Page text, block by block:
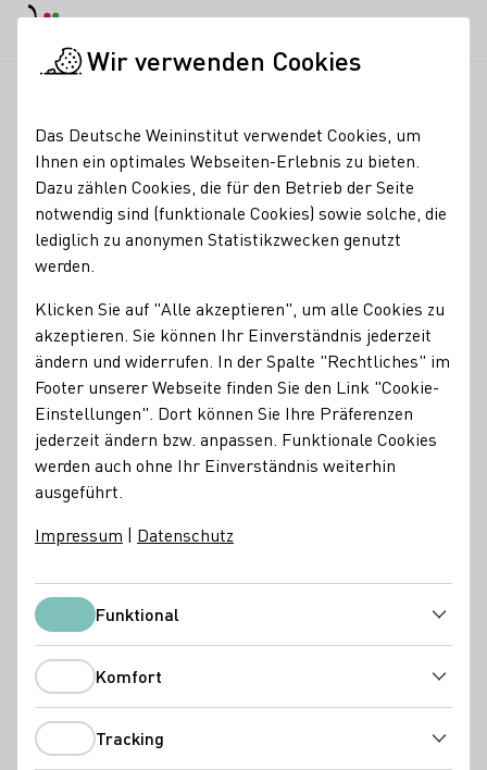
Weingut Uhinck -
Steigerhof
Erzeugnisse
Glühwein Perlwein / Secco Sekt Vegan Wein
Traubensaft
Brände / Destillate
Roséwein
Mitgliedschaften
Generation Riesling Rheinhessenwein e.V.
Services
Gruppenbesuche
Kontakt
Weingut Uhinck - Steigerhof
67592 Flörsheim-Dalsheim
Deutschland
Wir verwenden Cookies
Das Deutsche Weininstitut verwendet Cookies, um
Ihnen ein optimales Webseiten-Erlebnis zu bieten.
Dazu zählen Cookies, die für den Betrieb der Seite
notwendig sind (funktionale Cookies) sowie solche, die
lediglich zu anonymen Statistikzwecken genutzt
werden.
Klicken Sie auf "Alle akzeptieren", um alle Cookies zu
akzeptieren. Sie können Ihr Einverständnis jederzeit
ändern und widerrufen. In der Spalte "Rechtliches" im
Footer unserer Webseite finden Sie den Link "Cookie-
Einstellungen". Dort können Sie Ihre Präferenzen
jederzeit ändern bzw. anpassen. Funktionale Cookies
werden auch ohne Ihr Einverständnis weiterhin
ausgeführt.
Impressum | Datenschutz
FunktionalFunktional
Komfort
Tracking